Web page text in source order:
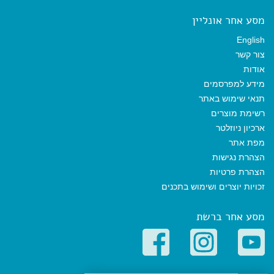
מסע אחר אונליין
English
צור קשר
אודות
מידע למפרסמים
תנאי שימוש באתר
רשימת מוצרים
ארכיון ניוזלטר
מפת אתר
הצהרת נגישות
הצהרת פרטיות
זכויות יוצרים ושימוש בתכנים
מסע אחר ברשת